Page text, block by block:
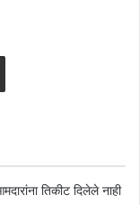
Share via Email
तिकीट दिलेले नाही